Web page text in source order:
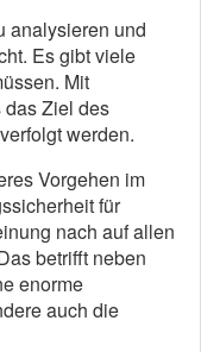
analysieren und
Es gibt viele
Mit
Ziel des
werden.
Vorgehen im
für
nach auf allen
betrifft neben
enorme
auch die